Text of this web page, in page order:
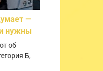
—
нужны
об
Б,